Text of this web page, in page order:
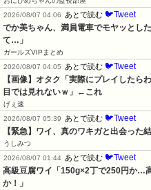
2026/08/07 04:06
あとで読む 🐦Tweet
でか美ちゃん、満員電車でモヤッとし
て…」
ガールズVIPまとめ
2026/08/07 04:05
あとで読む 🐦Tweet
【画像】オタク「実際にプレイしたら
目では見れないｗ」←これ
げぇ速
2026/08/07 05:39
あとで読む 🐦Tweet
【緊急】ワイ、真のワキガと出会った
うしみつ
2026/08/07 01:44 あとで読む 🐦Tweet
高級豆腐ワイ「150g×2丁で250円か…
か！」